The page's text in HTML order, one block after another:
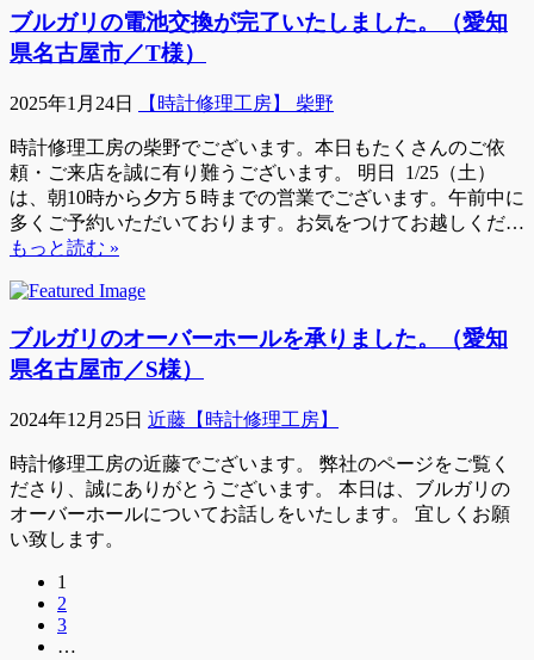
ブルガリの電池交換が完了いたしました。（愛知
県名古屋市／T様）
2025年1月24日 【時計修理工房】 柴野
時計修理工房の柴野でございます。本日もたくさんのご依
頼・ご来店を誠に有り難うございます。 明日 1/25（土）
は、朝10時から夕方５時までの営業でございます。午前中に
多くご予約いただいております。お気をつけてお越しくだ…
もっと読む »
ブルガリのオーバーホールを承りました。（愛知
県名古屋市／S様）
2024年12月25日 近藤【時計修理工房】
時計修理工房の近藤でございます。 弊社のページをご覧く
ださり、誠にありがとうございます。 本日は、ブルガリの
オーバーホールについてお話しをいたします。 宜しくお願
い致します。
1
2
3
…